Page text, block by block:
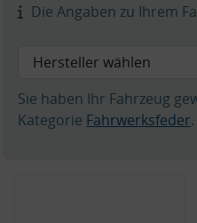
Die Angaben zu Ihrem
Sie haben Ihr Fahrzeug
Kategorie Fahrwerksfeder.